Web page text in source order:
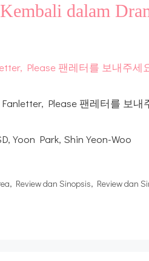
dalam
Please 팬레터를 보내
Yoon Park, Shin Yeon-Woo
, Review dan Sinopsis, Review dan